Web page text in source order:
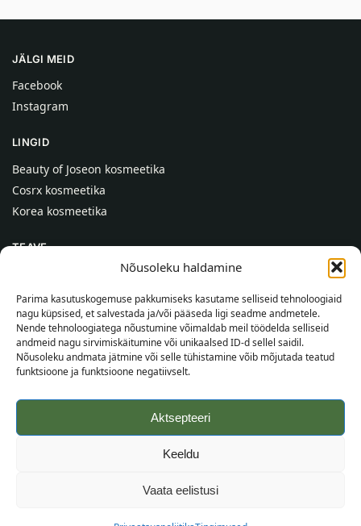
Nõusoleku haldamine
Parima kasutuskogemuse pakkumiseks kasutame selliseid tehnoloogiaid
nagu küpsised, et salvestada ja/või pääseda ligi seadme andmetele.
Nende tehnoloogiatega nõustumine võimaldab meil töödelda selliseid
andmeid nagu sirvimiskäitumine või unikaalsed ID-d sellel saidil.
Nõusoleku andmata jätmine või selle tühistamine võib mõjutada teatud
funktsioone ja funktsioone negatiivselt.
Aktsepteeri
Keeldu
Vaata eelistusi
JÄLGI MEID
Facebook
Instagram
LINGID
Beauty of Joseon kosmeetika
Cosrx kosmeetika
Korea kosmeetika
TEAVE
Kontaktid
Abi
TEAVE OSTJALE
Tarnetingimused
Tingimused
Veebikaart